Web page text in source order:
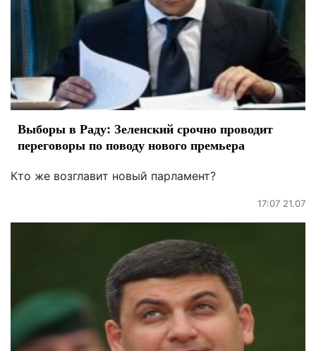
Выборы в Раду: Зеленский срочно проводит
переговоры по поводу нового премьера
Кто же возглавит новый парламент?
17:07 21.07